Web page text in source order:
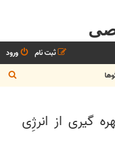
ورود
ثبت نام
س
گیری از انرژِی